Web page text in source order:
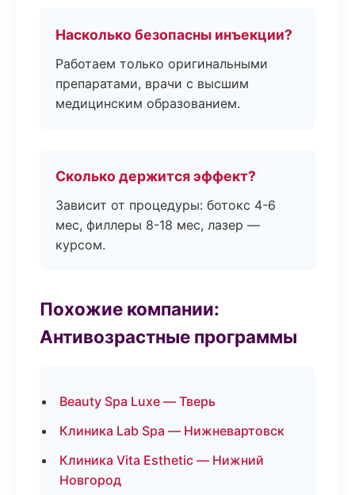
Насколько безопасны инъекции?
Работаем только оригинальными
препаратами, врачи с высшим
медицинским образованием.
Сколько держится эффект?
Зависит от процедуры: ботокс 4-6
мес, филлеры 8-18 мес, лазер —
курсом.
Похожие компании:
Антивозрастные программы
Beauty Spa Luxe — Тверь
Клиника Lab Spa — Нижневартовск
Клиника Vita Esthetic — Нижний
Новгород